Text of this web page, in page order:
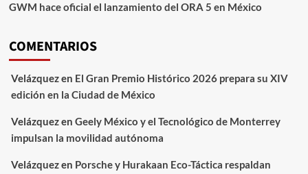
GWM hace oficial el lanzamiento del ORA 5 en México
COMENTARIOS
Velázquezen El Gran Premio Histórico 2026 prepara su XIV
edición en la Ciudad de México
Velázquezen Geely México y el Tecnológico de Monterrey
impulsan la movilidad autónoma
Velázquezen Porsche y Hurakaan Eco-Táctica respaldan